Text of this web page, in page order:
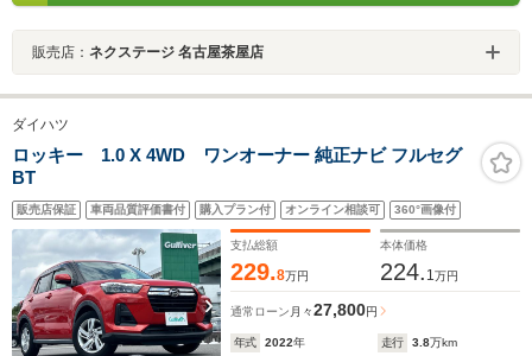
販売店： ネクステージ 名古屋茶屋店
ダイハツ
ロッキー 1.0 X 4WD ワンオーナー 純正ナビ フルセグ
BT
販売店保証 車両品質評価書付 購入プラン付 オンライン相談可 360°画像付
支払総額
229.8万円
本体価格
224. 1万円
通常ローン 月々27,800円
年式 2022年 走行 3.8万km